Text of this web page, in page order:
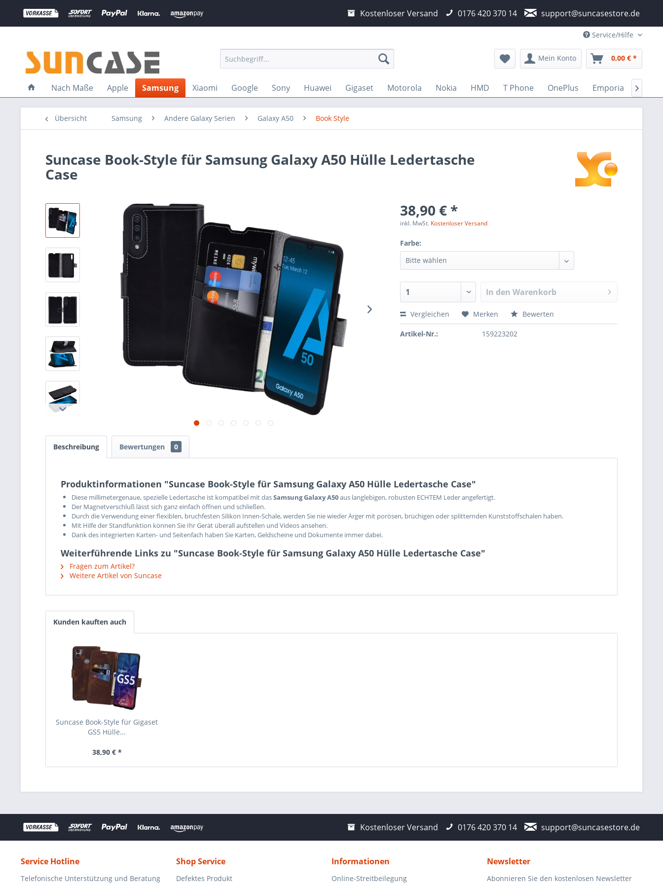
Kostenloser Versand 0176 420 370 14 support@suncasestore.de
Service/Hilfe
Mein Konto 0,00 € *
Nach Maße Apple Samsung Xiaomi Google Sony Huawei Gigaset Motorola Nokia HMD T Phone OnePlus Emporia 
Übersicht Samsung Andere Galaxy Serien Galaxy A50 Book Style
Suncase Book-Style für Samsung Galaxy A50 Hülle Ledertasche
Case
38,90 € *
inkl. MwSt. Kostenloser Versand
Farbe:
In den Warenkorb
Vergleichen Merken Bewerten
Artikel-Nr.: 159223202
Beschreibung Bewertungen 0
Produktinformationen "Suncase Book-Style für Samsung Galaxy A50 Hülle Ledertasche Case"
Diese millimetergenaue, spezielle Ledertasche ist kompatibel mit dasSamsung Galaxy A50aus langlebigen, robusten ECHTEM Leder angefertigt.
Der Magnetverschluß lässt sich ganz einfach öffnen und schließen.
Durch die Verwendung einer flexiblen, bruchfesten Silikon Innen-Schale, werden Sie nie wieder Ärger mit porösen, brüchigen oder splitternden Kunststoffschalen haben.
Mit Hilfe der Standfunktion können Sie Ihr Gerät überall aufstellen und Videos ansehen.
Dank des integrierten Karten- und Seitenfach haben Sie Karten, Geldscheine und Dokumente immer dabei.
Weiterführende Links zu "Suncase Book-Style für Samsung Galaxy A50 Hülle Ledertasche Case"
Fragen zum Artikel?
Weitere Artikel von Suncase
Kunden kauften auch
Suncase Book-Style für Gigaset
GS5 Hülle...
38,90 € *
Kostenloser Versand 0176 420 370 14 support@suncasestore.de
Service Hotline
Telefonische Unterstützung und Beratung
Shop Service
Defektes Produkt
Informationen
Online-Streitbeilegung
Newsletter
Abonnieren Sie den kostenlosen Newsletter